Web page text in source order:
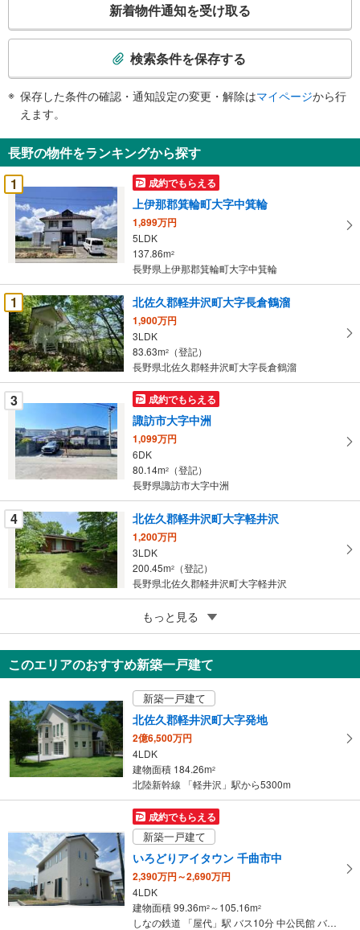
検
知
を
受
け
取
る
・
条
件
を
マ
イ
ペ
ー
ジ
に
保
存
す
る
新着物件通知を受け取る
検索条件を保存する
保存した条件の確認・通知設定の変更・解除はマイページから行
えます。
長野の物件をランキングから探す
1
成約でもらえる
上伊那郡箕輪町大字中箕輪
1,899万円
5LDK
137.86m2
長野県上伊那郡箕輪町大字中箕輪
1 北佐久郡軽井沢町大字長倉鶴溜
1,900万円
3LDK
83.63m2
（登記）
長野県北佐久郡軽井沢町大字長倉鶴溜
3 成約でもらえる
諏訪市大字中洲
1,099万円
6DK
80.14m2
（登記）
長野県諏訪市大字中洲
4 北佐久郡軽井沢町大字軽井沢
1,200万円
3LDK
200.45m2
（登記）
長野県北佐久郡軽井沢町大字軽井沢
北佐久郡軽井沢町大字茂沢
2,500万円
2LDK
72.86m2（登記）
長野県北佐久郡軽井沢町大字茂沢
もっと見る
このエリアのおすすめ新築一戸建て
新築一戸建て
北佐久郡軽井沢町大字発地
2億6,500万円
4LDK
建物面積 184.26m2
北陸新幹線 「軽井沢」駅から5300m
成約でもらえる
新築一戸建て
いろどりアイタウン 千曲市中
2,390万円～2,690万円
4LDK
建物面積 99.36m2 ～105.16m2
しなの鉄道 「屋代」駅 バス10分 中公民館 バス停下車 徒歩4分